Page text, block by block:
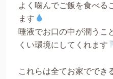
よく噛んでご飯を食べる
ます
唾液でお口の中が潤うこ
くい環境にしてくれます
これらは全てお家ででき